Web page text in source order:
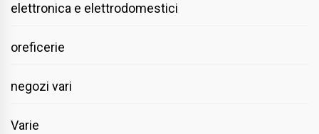
elettronica e elettrodomestici
oreficerie
negozi vari
Varie